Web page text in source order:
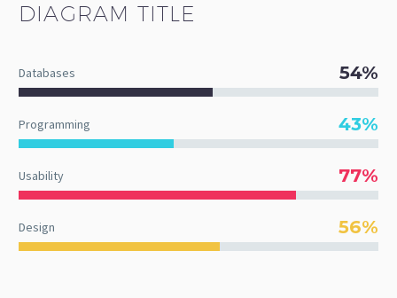
DIAGRAM TITLE
Databases 54%
Programming 43%
Usability 77%
Design 56%